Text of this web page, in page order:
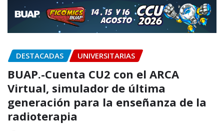
DESTACADAS UNIVERSITARIAS
BUAP.-Cuenta CU2 con el ARCA
Virtual, simulador de última
generación para la enseñanza de la
radioterapia